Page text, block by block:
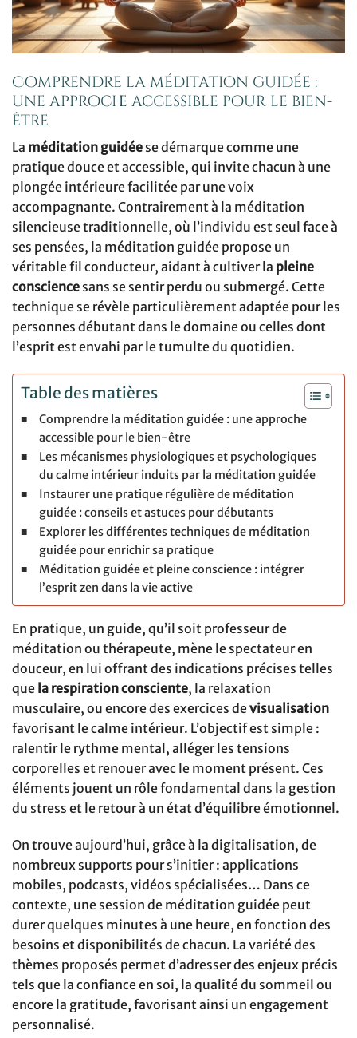
Comprendre la méditation guidée :
une approche accessible pour le bien-
être
La méditation guidée se démarque comme une
pratique douce et accessible, qui invite chacun à une
plongée intérieure facilitée par une voix
accompagnante. Contrairement à la méditation
silencieuse traditionnelle, où l’individu est seul face à
ses pensées, la méditation guidée propose un
véritable fil conducteur, aidant à cultiver la pleine
conscience sans se sentir perdu ou submergé. Cette
technique se révèle particulièrement adaptée pour les
personnes débutant dans le domaine ou celles dont
l’esprit est envahi par le tumulte du quotidien.
Table des matières
Comprendre la méditation guidée : une approche
accessible pour le bien-être
Les mécanismes physiologiques et psychologiques
du calme intérieur induits par la méditation guidée
Instaurer une pratique régulière de méditation
guidée : conseils et astuces pour débutants
Explorer les différentes techniques de méditation
guidée pour enrichir sa pratique
Méditation guidée et pleine conscience : intégrer
l’esprit zen dans la vie active
En pratique, un guide, qu’il soit professeur de
méditation ou thérapeute, mène le spectateur en
douceur, en lui offrant des indications précises telles
que la respiration consciente, la relaxation
musculaire, ou encore des exercices devisualisation
favorisant le calme intérieur. L’objectif est simple :
ralentir le rythme mental, alléger les tensions
corporelles et renouer avec le moment présent. Ces
éléments jouent un rôle fondamental dans la gestion
du stress et le retour à un état d’équilibre émotionnel.
On trouve aujourd’hui, grâce à la digitalisation, de
nombreux supports pour s’initier : applications
mobiles, podcasts, vidéos spécialisées… Dans ce
contexte, une session de méditation guidée peut
durer quelques minutes à une heure, en fonction des
besoins et disponibilités de chacun. La variété des
thèmes proposés permet d’adresser des enjeux précis
tels que la confiance en soi, la qualité du sommeil ou
encore la gratitude, favorisant ainsi un engagement
personnalisé.